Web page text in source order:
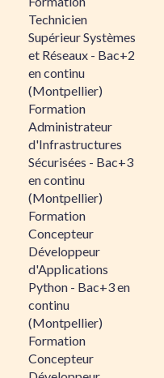
Technicien
Supérieur Systèmes
et Réseaux - Bac+2
en continu
(Montpellier)
Formation
Administrateur
d'Infrastructures
Sécurisées - Bac+3
en continu
(Montpellier)
Formation
Concepteur
Développeur
d'Applications
Python - Bac+3 en
continu
(Montpellier)
Formation
Concepteur